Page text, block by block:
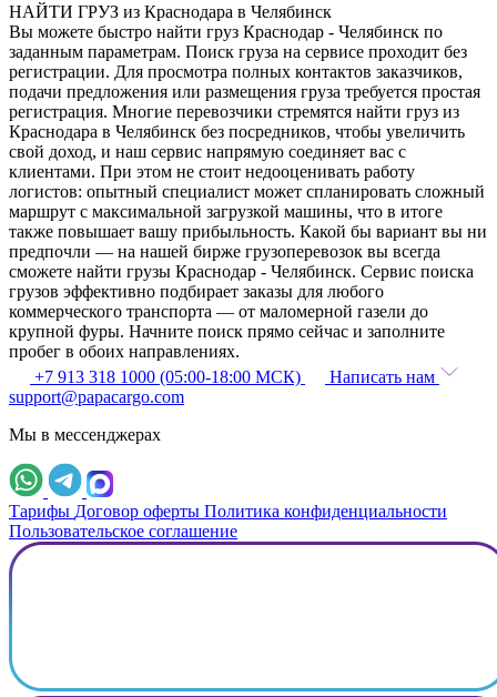
НАЙТИ ГРУЗ из Краснодара в Челябинск
Вы можете быстро найти груз Краснодар - Челябинск по
заданным параметрам. Поиск груза на сервисе проходит без
регистрации. Для просмотра полных контактов заказчиков,
подачи предложения или размещения груза требуется простая
регистрация. Многие перевозчики стремятся найти груз из
Краснодара в Челябинск без посредников, чтобы увеличить
свой доход, и наш сервис напрямую соединяет вас с
клиентами. При этом не стоит недооценивать работу
логистов: опытный специалист может спланировать сложный
маршрут с максимальной загрузкой машины, что в итоге
также повышает вашу прибыльность. Какой бы вариант вы ни
предпочли — на нашей бирже грузоперевозок вы всегда
сможете найти грузы Краснодар - Челябинск. Сервис поиска
грузов эффективно подбирает заказы для любого
коммерческого транспорта — от маломерной газели до
крупной фуры. Начните поиск прямо сейчас и заполните
пробег в обоих направлениях.
+7 913 318 1000 (05:00-18:00 МСК)
Написать нам
support@papacargo.com
Мы в мессенджерах
Тарифы Договор оферты Политика конфиденциальности
Пользовательское соглашение